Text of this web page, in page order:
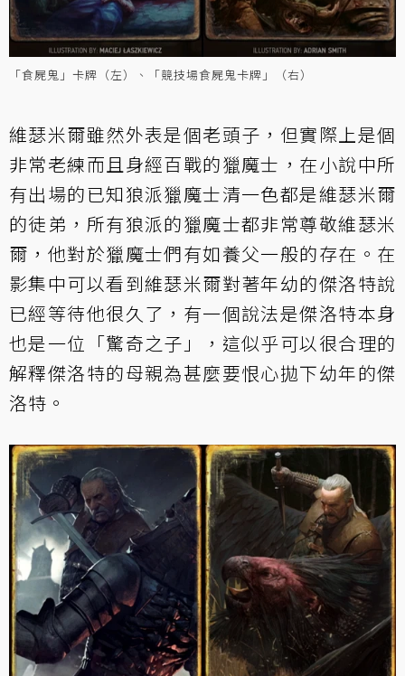
「食屍鬼」卡牌（左）、「競技場食屍鬼卡牌」（右）
維瑟米爾雖然外表是個老頭子，但實際上是個
非常老練而且身經百戰的獵魔士，在小說中所
有出場的已知狼派獵魔士清一色都是維瑟米爾
的徒弟，所有狼派的獵魔士都非常尊敬維瑟米
爾，他對於獵魔士們有如養父一般的存在。在
影集中可以看到維瑟米爾對著年幼的傑洛特說
已經等待他很久了，有一個說法是傑洛特本身
也是一位「驚奇之子」，這似乎可以很合理的
解釋傑洛特的母親為甚麼要恨心拋下幼年的傑
洛特。